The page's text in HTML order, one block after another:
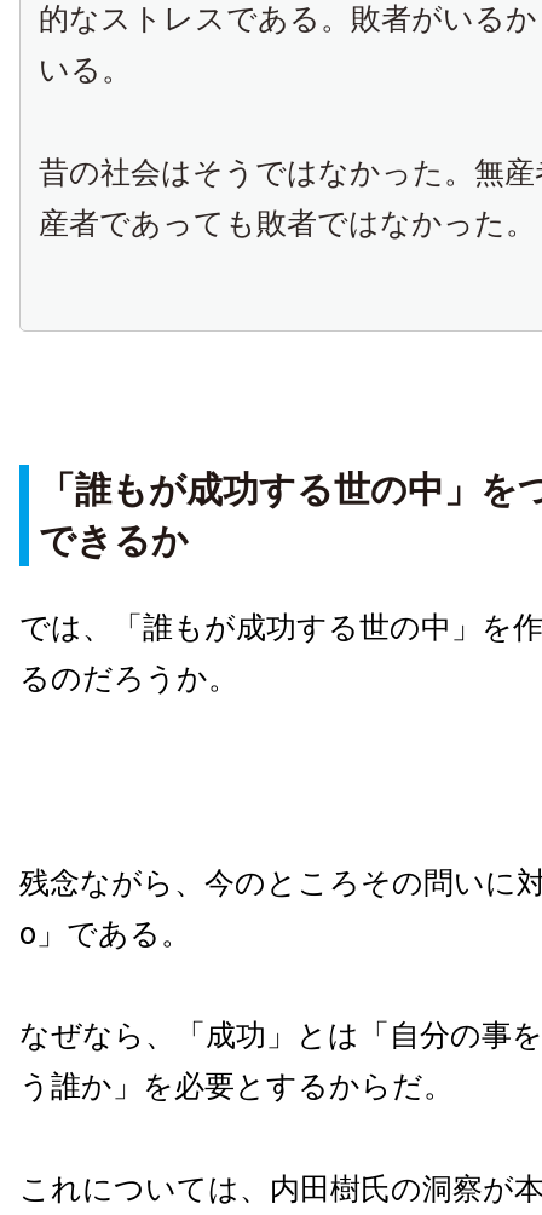
的なストレスである。敗者がいる
いる。
昔の社会はそうではなかった。無
産者であっても敗者ではなかった。
「誰もが成功する世の中」を
できるか
では、「誰もが成功する世の中」を
るのだろうか。
残念ながら、今のところその問いに
o」である。
なぜなら、「成功」とは「自分の事
う誰か」を必要とするからだ。
これについては、内田樹氏の洞察が